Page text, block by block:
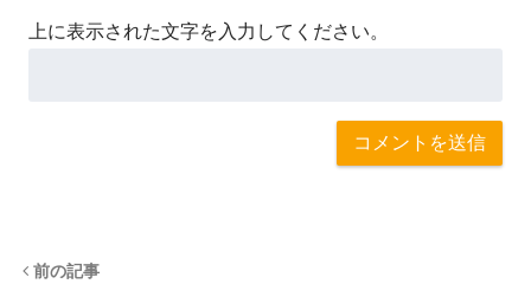
上に表示された文字を入力してください。
前の記事